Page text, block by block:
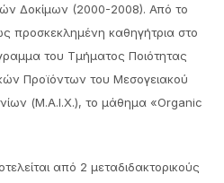
Δοκίμων (2000-2008). Από το
προσκεκλημένη καθηγήτρια στο
του Τμήματος Ποιότητας
Προϊόντων του Μεσογειακού
(Μ.Α.Ι.Χ.), το μάθημα «Organic
από 2 μεταδιδακτορικούς